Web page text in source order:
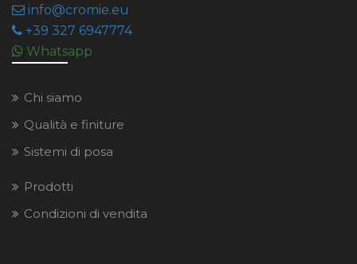
info
cromie eu
+39 327 6947774
Whatsapp
Chi siamo
Qualità e finiture
Sistemi di posa
Prodotti
Condizioni di vendita